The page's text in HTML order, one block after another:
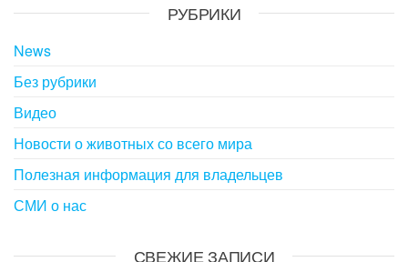
РУБРИКИ
News
Без рубрики
Видео
Новости о животных со всего мира
Полезная информация для владельцев
СМИ о нас
СВЕЖИЕ ЗАПИСИ